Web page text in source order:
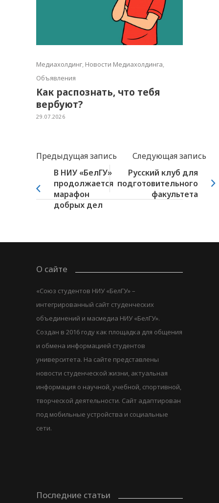
Медиахолдинг, Новости Медиахолдинга,
Объявления
Как распознать, что тебя
вербуют?
29.07.2026
Предыдущая запись
Следующая запись
В НИУ «БелГУ»
продолжается
марафон
добрых дел
Русский клуб для
подготовительного
факультета
О сайте
«Союз студентов НИУ «БелГУ» –
интегрированный сайт студенческих
объединений и масмедиа НИУ «БелГУ».
Создан в 2016 году как площадка для общения
и обмена информацией студентов
университета. На сайте представлены
новости студенческой жизни, актуальная
информация о научной, учебной, спортивной,
творческой деятельности. Сайт адаптирован
под мобильные устройства и социальные
сети.
Последние статьи